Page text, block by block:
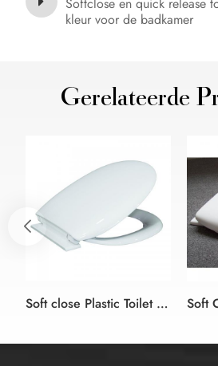
Softclose en quick release
kleur voor de badkamer
Gerelateerde
Soft close Plastic Toilet Seat Cover met Plastic Scharnier